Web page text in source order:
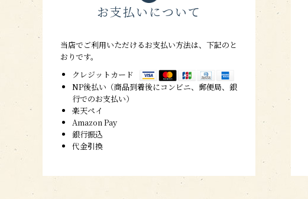
お支払いについて
当店でご利用いただけるお支払い方法は、下記のと
おりです。
クレジットカード
NP後払い（商品到着後にコンビニ、郵便局、銀
行でのお支払い）
楽天ペイ
Amazon Pay
銀行振込
代金引換